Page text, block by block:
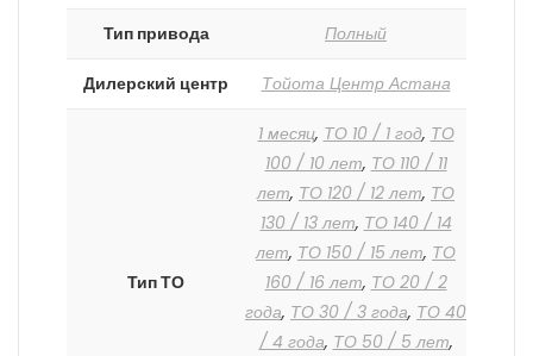
Тип привода Полный
Дилерский центр Тойота Центр Астана
Тип ТО
1 месяц, ТО 10 / 1 год, ТО
100 / 10 лет, ТО 110 / 11
лет, ТО 120 / 12 лет, ТО
130 / 13 лет, ТО 140 / 14
лет, ТО 150 / 15 лет, ТО
160 / 16 лет, ТО 20 / 2
года, ТО 30 / 3 года, ТО 40
/ 4 года, ТО 50 / 5 лет,